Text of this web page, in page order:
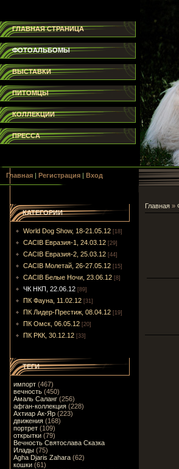
ГЛАВНАЯ СТРАНИЦА
ФОТОАЛЬБОМЫ
ВЫСТАВКИ
ПИТОМЦЫ
КОЛЛЕКЦИИ
ПРЕССА
Главная | Регистрация | Вход
КАТЕГОРИИ
World Dog Show, 18-21.05.12 [18]
CACIB Евразия-1, 24.03.12 [29]
CACIB Евразия-2, 25.03.12 [44]
CACIB Молетай, 26-27.05.12 [15]
CACIB Белые Ночи, 23.06.12 [8]
ЧК НКП, 22.06.12 [89]
ПК Фауна, 11.02.12 [31]
ПК Лидер-Престиж, 08.04.12 [19]
ПК Омск, 06.05.12 [20]
ПК РКК, 30.12.12 [33]
ТЕГИ
импорт (467)
вечность (450)
Амаль Саланг (256)
афган-коллекция (228)
Ахтиар Ак-Яр (223)
движения (168)
портрет (109)
открытки (79)
Вечность Святослава Сказка
Илады (75)
Agha Djaris Zahara (62)
кошки (61)
Главная »